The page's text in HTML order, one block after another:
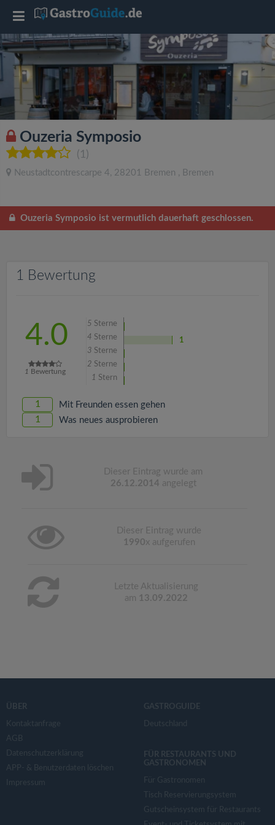
Ouzeria Symposio
(1)
Neustadtcontrescarpe 4, 28201 Bremen , Bremen
Ouzeria Symposio ist vermutlich dauerhaft geschlossen.
1 Bewertung
4.0
1 Bewertung
5 Sterne
4 Sterne
1
3 Sterne
2 Sterne
1 Stern
1 Mit Freunden essen gehen
1 Was neues ausprobieren
Dieser Eintrag wurde am
26.12.2014 angelegt
Dieser Eintrag wurde
1990x aufgerufen
Letzte Aktualisierung
am 13.09.2022
ÜBER
Kontaktanfrage
AGB
Datenschutzerklärung
APP- & Benutzerdaten löschen
Impressum
GASTROGUIDE
Deutschland
FÜR RESTAURANTS UND
GASTRONOMEN
Für Gastronomen
Tisch Reservierungsystem
Gutscheinsystem für Restaurants
T
o
g
g
l
e
g
a
o